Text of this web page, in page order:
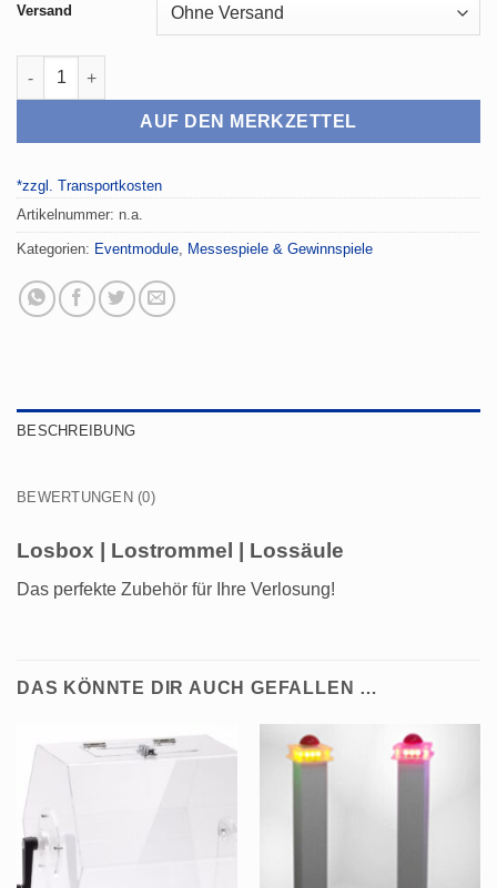
Versand
Losbox Menge
AUF DEN MERKZETTEL
*zzgl. Transportkosten
Artikelnummer: n.a.
Kategorien: Eventmodule, Messespiele & Gewinnspiele
BESCHREIBUNG
BEWERTUNGEN (0)
Losbox | Lostrommel | Lossäule
Das perfekte Zubehör für Ihre Verlosung!
DAS KÖNNTE DIR AUCH GEFALLEN …